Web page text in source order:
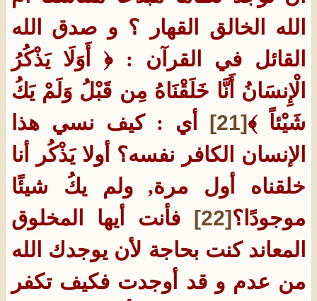
الله الخالق القهار ؟ و صدق الله
القائل في القرآن : ﴿ أَوَلَا يَذْكُرُ
الْإِنسَانُ أَنَّا خَلَقْنَاهُ مِن قَبْلُ وَلَمْ يَكُ
شَيْئاً ﴾[21]
أي : كيف نسي هذا
الإنسان الكافر نفسه؟ أولا يَذْكُر أنا
خلقناه أول مرة, ولم يكُ شيئًا
موجودًا؟ [22]
فأنت أيها المخلوق
المعاند كنت بحاجة لأن يوجدك الله
من عدم و قد أوجدت فكيف تكفر